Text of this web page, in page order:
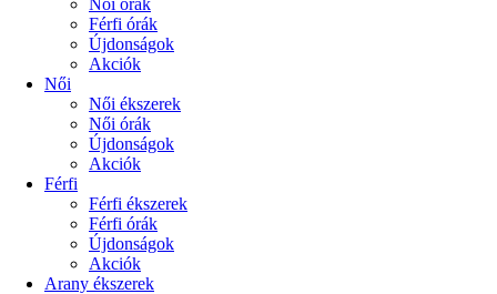
Női órák
Férfi órák
Újdonságok
Akciók
Női
Női ékszerek
Női órák
Újdonságok
Akciók
Férfi
Férfi ékszerek
Férfi órák
Újdonságok
Akciók
Arany ékszerek